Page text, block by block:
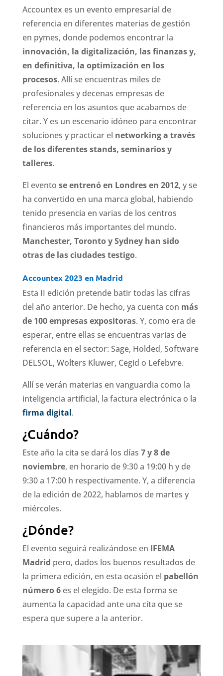
Accountex es un evento empresarial de
referencia en diferentes materias de gestión
en pymes, donde podemos encontrar la
innovación, la digitalización, las finanzas y,
en definitiva, la optimización en los
procesos. Allí se encuentras miles de
profesionales y decenas empresas de
referencia en los asuntos que acabamos de
citar. Y es un escenario idóneo para encontrar
soluciones y practicar el networking a través
de los diferentes stands, seminarios y
talleres.
El evento se entrenó en Londres en 2012, y se
ha convertido en una marca global, habiendo
tenido presencia en varias de los centros
financieros más importantes del mundo.
Manchester, Toronto y Sydney han sido
otras de las ciudades testigo.
Accountex 2023 en Madrid
Esta II edición pretende batir todas las cifras
del año anterior. De hecho, ya cuenta con más
de 100 empresas expositoras. Y, como era de
esperar, entre ellas se encuentras varias de
referencia en el sector: Sage, Holded, Software
DELSOL, Wolters Kluwer, Cegid o Lefebvre.
Allí se verán materias en vanguardia como la
inteligencia artificial, la factura electrónica o la
firma digital.
¿Cuándo?
Este año la cita se dará los días 7 y 8 de
noviembre, en horario de 9:30 a 19:00 h y de
9:30 a 17:00 h respectivamente. Y, a diferencia
de la edición de 2022, hablamos de martes y
miércoles.
¿Dónde?
El evento seguirá realizándose en IFEMA
Madrid pero, dados los buenos resultados de
la primera edición, en esta ocasión el pabellón
número 6es el elegido. De esta forma se
aumenta la capacidad ante una cita que se
espera que supere a la anterior.